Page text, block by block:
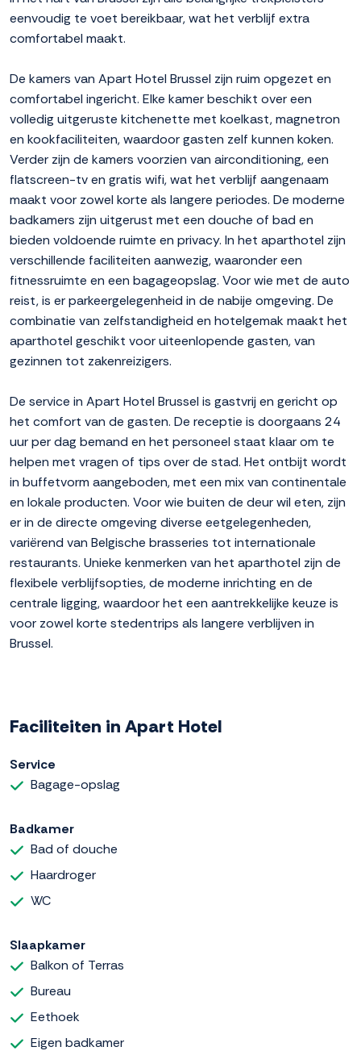
eenvoudig te voet bereikbaar, wat het verblijf extra
comfortabel maakt.
De kamers van Apart Hotel Brussel zijn ruim opgezet en
comfortabel ingericht. Elke kamer beschikt over een
volledig uitgeruste kitchenette met koelkast, magnetron
en kookfaciliteiten, waardoor gasten zelf kunnen koken.
Verder zijn de kamers voorzien van airconditioning, een
flatscreen-tv en gratis wifi, wat het verblijf aangenaam
maakt voor zowel korte als langere periodes. De moderne
badkamers zijn uitgerust met een douche of bad en
bieden voldoende ruimte en privacy. In het aparthotel zijn
verschillende faciliteiten aanwezig, waaronder een
fitnessruimte en een bagageopslag. Voor wie met de auto
reist, is er parkeergelegenheid in de nabije omgeving. De
combinatie van zelfstandigheid en hotelgemak maakt het
aparthotel geschikt voor uiteenlopende gasten, van
gezinnen tot zakenreizigers.
De service in Apart Hotel Brussel is gastvrij en gericht op
het comfort van de gasten. De receptie is doorgaans 24
uur per dag bemand en het personeel staat klaar om te
helpen met vragen of tips over de stad. Het ontbijt wordt
in buffetvorm aangeboden, met een mix van continentale
en lokale producten. Voor wie buiten de deur wil eten, zijn
er in de directe omgeving diverse eetgelegenheden,
variërend van Belgische brasseries tot internationale
restaurants. Unieke kenmerken van het aparthotel zijn de
flexibele verblijfsopties, de moderne inrichting en de
centrale ligging, waardoor het een aantrekkelijke keuze is
voor zowel korte stedentrips als langere verblijven in
Brussel.
Faciliteiten in Apart Hotel
Service
Bagage-opslag
Badkamer
Bad of douche
Haardroger
WC
Slaapkamer
Balkon of Terras
Bureau
Eethoek
Eigen badkamer